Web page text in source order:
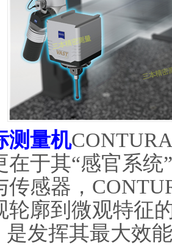
测量机
在于其“感官系
传感器，
轮廓到微观特征
是发挥其最大效